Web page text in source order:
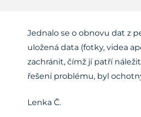
Jednalo se o obnovu dat z
uložená data (fotky, videa
zachránit, čímž jí patří
řešení problému, byl
Lenka Č.